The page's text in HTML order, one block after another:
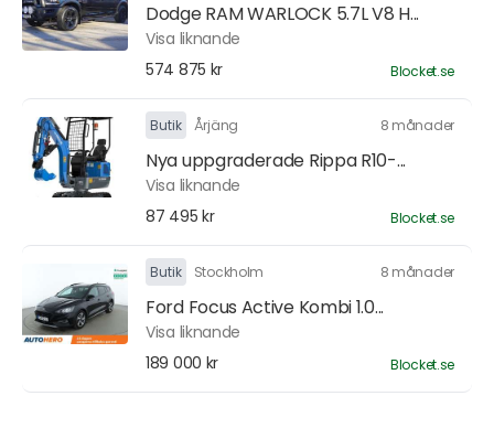
Dodge RAM WARLOCK 5.7L V8 H...
Visa liknande
574 875 kr
Blocket.se
Butik Årjäng 8 månader
Nya uppgraderade Rippa R10-...
Visa liknande
87 495 kr
Blocket.se
Butik Stockholm 8 månader
Ford Focus Active Kombi 1.0...
Visa liknande
189 000 kr
Blocket.se